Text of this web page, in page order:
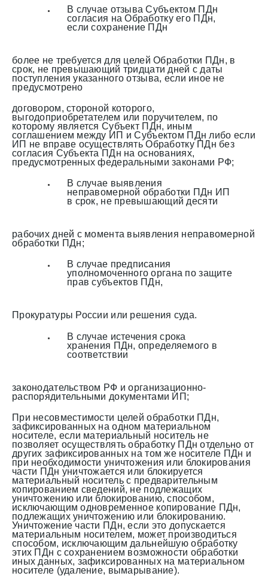
В случае отзыва Субъектом ПДн
согласия на Обработку его ПДн,
если сохранение ПДн
более не требуется для целей Обработки ПДн, в
срок, не превышающий тридцати дней с даты
поступления указанного отзыва, если иное не
предусмотрено
договором, стороной которого,
выгодоприобретателем или поручителем, по
которому является Субъект ПДн, иным
соглашением между ИП и Субъектом ПДн либо если
ИП не вправе осуществлять Обработку ПДн без
согласия Субъекта ПДн на основаниях,
предусмотренных федеральными законами РФ;
В случае выявления
неправомерной обработки ПДн ИП
в срок, не превышающий десяти
рабочих дней с момента выявления неправомерной
обработки ПДн;
В случае предписания
уполномоченного органа по защите
прав субъектов ПДн,
Прокуратуры России или решения суда.
В случае истечения срока
хранения ПДн, определяемого в
соответствии
законодательством РФ и организационно-
распорядительными документами ИП;
При несовместимости целей обработки ПДн,
зафиксированных на одном материальном
носителе, если материальный носитель не
позволяет осуществлять обработку ПДн отдельно от
других зафиксированных на том же носителе ПДн и
при необходимости уничтожения или блокирования
части ПДн уничтожается или блокируется
материальный носитель с предварительным
копированием сведений, не подлежащих
уничтожению или блокированию, способом,
исключающим одновременное копирование ПДн,
подлежащих уничтожению или блокированию.
Уничтожение части ПДн, если это допускается
материальным носителем, может производиться
способом, исключающим дальнейшую обработку
этих ПДн с сохранением возможности обработки
иных данных, зафиксированных на материальном
носителе (удаление, вымарывание).